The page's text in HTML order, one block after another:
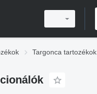
Targonca tartozékok